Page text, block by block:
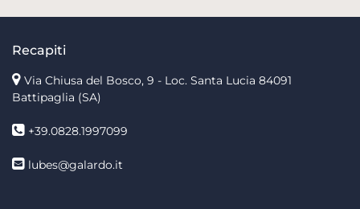
Recapiti
Via Chiusa del Bosco, 9 - Loc. Santa Lucia 84091
Battipaglia (SA)
+39.0828.1997099
lubes@galardo.it